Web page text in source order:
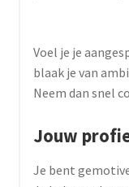
Voel je je
blaak je van
Neem dan snel
Jouw
Je bent